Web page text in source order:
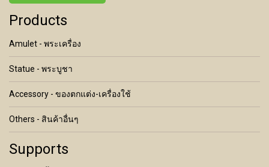
Products
Amulet - พระเครื่อง
Statue - พระบูชา
Accessory - ของตกแต่ง-เครื่องใช้
Others - สินค้าอื่นๆ
Supports